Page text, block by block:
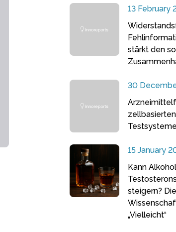
13 February
stärkt den
30
zellbasierten
15 January
Kann
steigern? Die
„Vielleicht“